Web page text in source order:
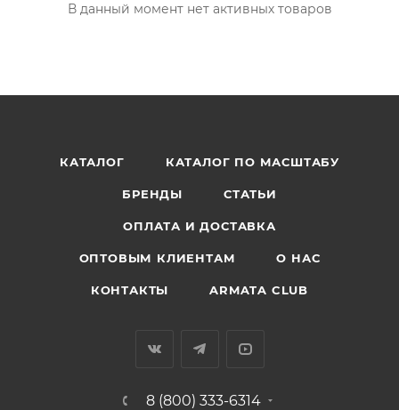
В данный момент нет активных товаров
КАТАЛОГ КАТАЛОГ ПО МАСШТАБУ
БРЕНДЫ СТАТЬИ
ОПЛАТА И ДОСТАВКА
ОПТОВЫМ КЛИЕНТАМ О НАС
КОНТАКТЫ ARMATA CLUB
8 (800) 333-6314